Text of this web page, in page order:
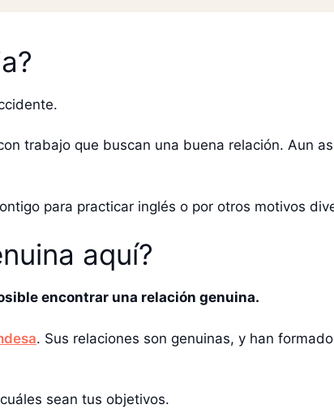
trabajo que buscan una buena relación. Aun
para practicar inglés o por otros motivos
aquí?
encontrar una relación genuina.
. Sus relaciones son genuinas, y han
sean tus objetivos.